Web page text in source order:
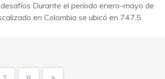
Durante el período enero–mayo de
en Colombia se ubicó en 747,5